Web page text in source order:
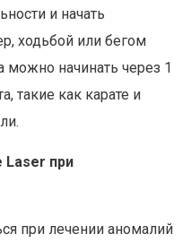
и начать
ходьбой или бегом
начинать через 1
такие как карате и
Laser при
при лечении аномалий